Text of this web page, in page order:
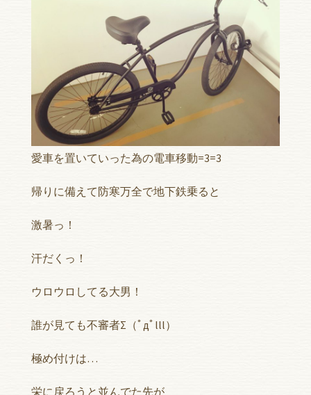
愛車を置いていった為の電車移動=3=3
帰りに備えて防寒万全で地下鉄乗ると
激暑っ！
汗だくっ！
ウロウロしてる大男！
誰が見ても不審者Σ（ﾟдﾟlll）
極め付けは…
栄に戻ろうと並んでた先が